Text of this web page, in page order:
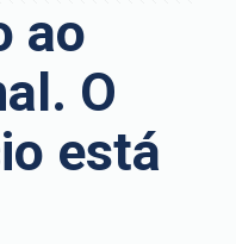
ao
O
está